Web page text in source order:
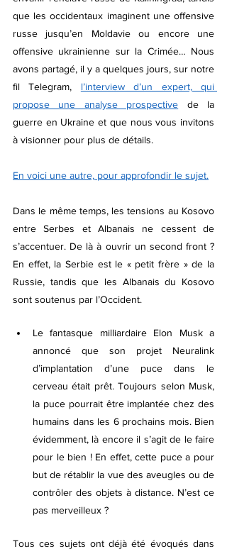
que les occidentaux imaginent une offensive
russe jusqu’en Moldavie ou encore une
offensive ukrainienne sur la Crimée… Nous
avons partagé, il y a quelques jours, sur notre
fil Telegram, l’interview d’un expert, qui
propose une analyse prospective de la
guerre en Ukraine et que nous vous invitons
à visionner pour plus de détails.
En voici une autre, pour approfondir le sujet.
Dans le même temps, les tensions au Kosovo
entre Serbes et Albanais ne cessent de
s’accentuer. De là à ouvrir un second front ?
En effet, la Serbie est le « petit frère » de la
Russie, tandis que les Albanais du Kosovo
sont soutenus par l’Occident.
Le fantasque milliardaire Elon Musk a
annoncé que son projet Neuralink
d’implantation d’une puce dans le
cerveau était prêt. Toujours selon Musk,
la puce pourrait être implantée chez des
humains dans les 6 prochains mois. Bien
évidemment, là encore il s’agit de le faire
pour le bien ! En effet, cette puce a pour
but de rétablir la vue des aveugles ou de
contrôler des objets à distance. N’est ce
pas merveilleux ?
Tous ces sujets ont déjà été évoqués dans